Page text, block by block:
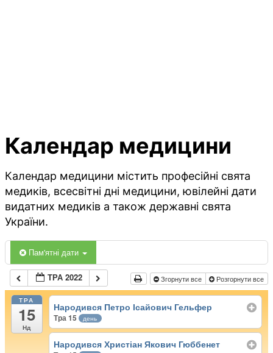
Календар медицини
Календар медицини містить професійні свята
медиків, всесвітні дні медицини, ювілейні дати
видатних медиків а також державні свята
України.
Пам'ятні дати
ТРА 2022 Згорнути все Розгорнути все
ТРА
15
Нд
Народився Петро Ісайович Гельфер
Тра 15 день
Народився Христіан Якович Гюббенет